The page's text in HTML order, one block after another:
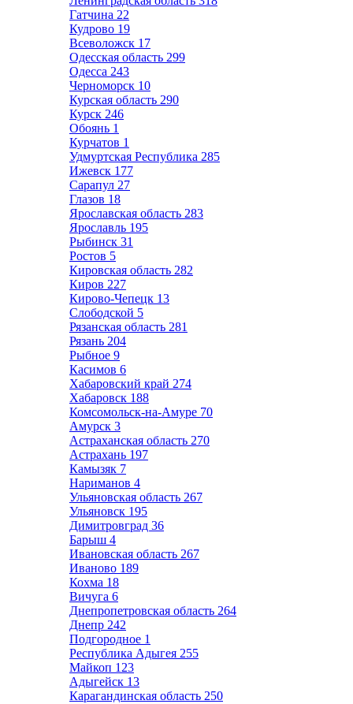
Гатчина 22
Кудрово 19
Всеволожск 17
Одесская область 299
Одесса 243
Черноморск 10
Курская область 290
Курск 246
Обоянь 1
Курчатов 1
Удмуртская Республика 285
Ижевск 177
Сарапул 27
Глазов 18
Ярославская область 283
Ярославль 195
Рыбинск 31
Ростов 5
Кировская область 282
Киров 227
Кирово-Чепецк 13
Слободской 5
Рязанская область 281
Рязань 204
Рыбное 9
Касимов 6
Хабаровский край 274
Хабаровск 188
Комсомольск-на-Амуре 70
Амурск 3
Астраханская область 270
Астрахань 197
Камызяк 7
Нариманов 4
Ульяновская область 267
Ульяновск 195
Димитровград 36
Барыш 4
Ивановская область 267
Иваново 189
Кохма 18
Вичуга 6
Днепропетровская область 264
Днепр 242
Подгородное 1
Республика Адыгея 255
Майкоп 123
Адыгейск 13
Карагандинская область 250